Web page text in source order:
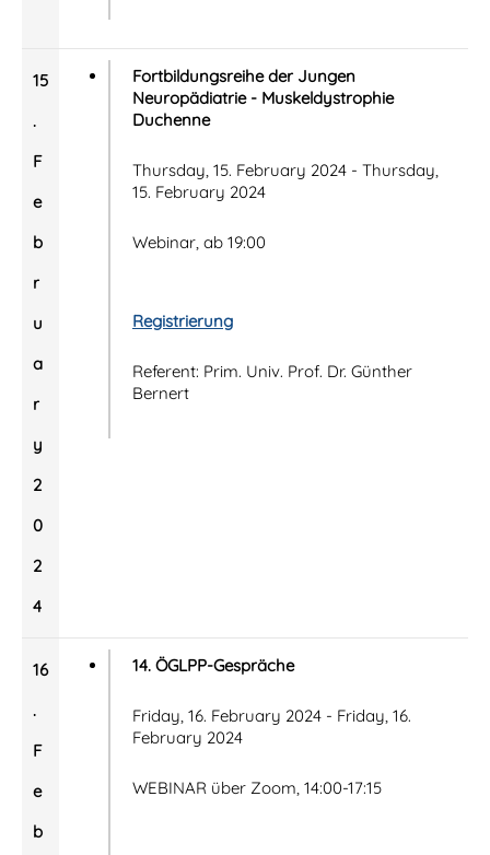
15
.
F
e
b
r
u
a
r
y
2
0
2
4
Fortbildungsreihe der Jungen
Neuropädiatrie - Muskeldystrophie
Duchenne
Thursday, 15. February 2024 - Thursday,
15. February 2024
Webinar, ab 19:00
Registrierung
Referent: Prim. Univ. Prof. Dr. Günther
Bernert
16
.
F
e
b
14. ÖGLPP-Gespräche
Friday, 16. February 2024 - Friday, 16.
February 2024
WEBINAR über Zoom, 14:00-17:15